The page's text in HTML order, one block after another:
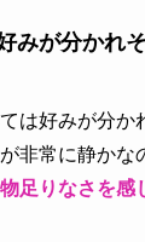
みが分かれ
は好みが分か
非常に静かな
足りなさを感